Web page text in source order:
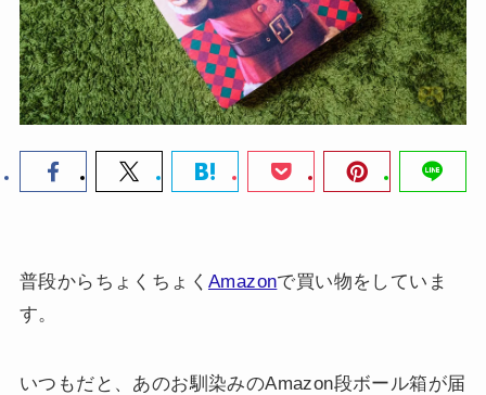
普段からちょくちょく Amazonで買い物をしていま
す。
いつもだと、あのお馴染みのAmazon段ボール箱が届